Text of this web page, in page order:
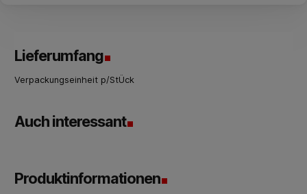
Lieferumfang
Verpackungseinheit p/StÜck
Auch interessant
Produktinformationen